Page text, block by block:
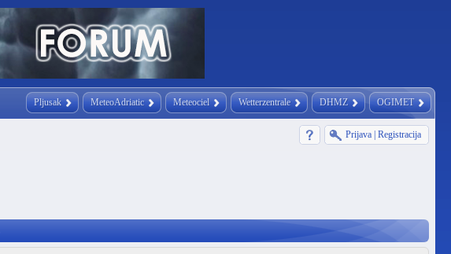
Pljusak MeteoAdriatic Meteociel Wetterzentrale DHMZ OGIMET
Prijava Registracija